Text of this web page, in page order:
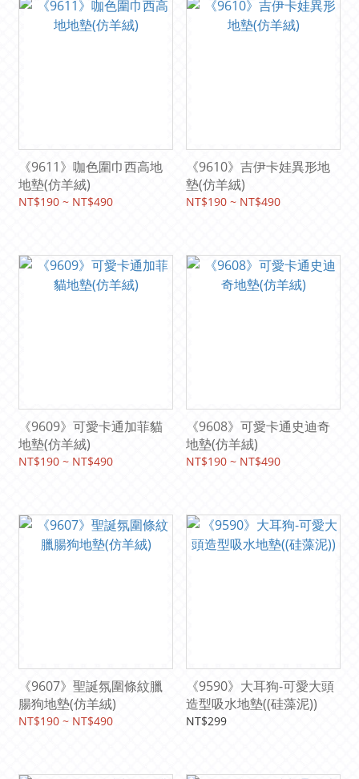
《9611》咖色圍巾西高地
地墊(仿羊絨)
NT$190 ~ NT$490
《9610》吉伊卡娃異形地
墊(仿羊絨)
NT$190 ~ NT$490
《9609》可愛卡通加菲貓
地墊(仿羊絨)
NT$190 ~ NT$490
《9608》可愛卡通史迪奇
地墊(仿羊絨)
NT$190 ~ NT$490
《9607》聖誕氛圍條紋臘
腸狗地墊(仿羊絨)
NT$190 ~ NT$490
《9590》大耳狗-可愛大頭
造型吸水地墊((硅藻泥))
NT$299